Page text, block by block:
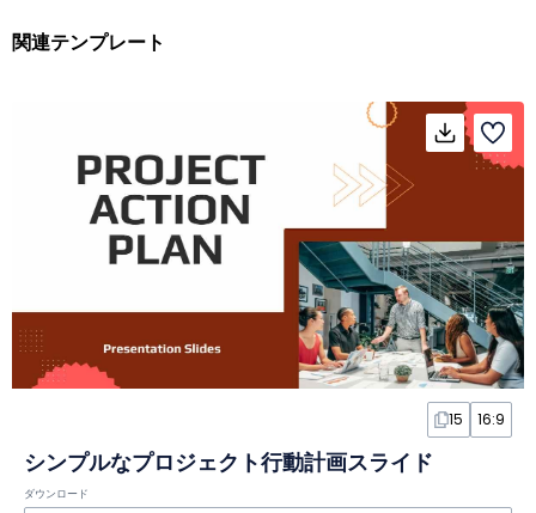
関連テンプレート
15 16:9
シンプルなプロジェクト行動計画スライド
ダウンロード